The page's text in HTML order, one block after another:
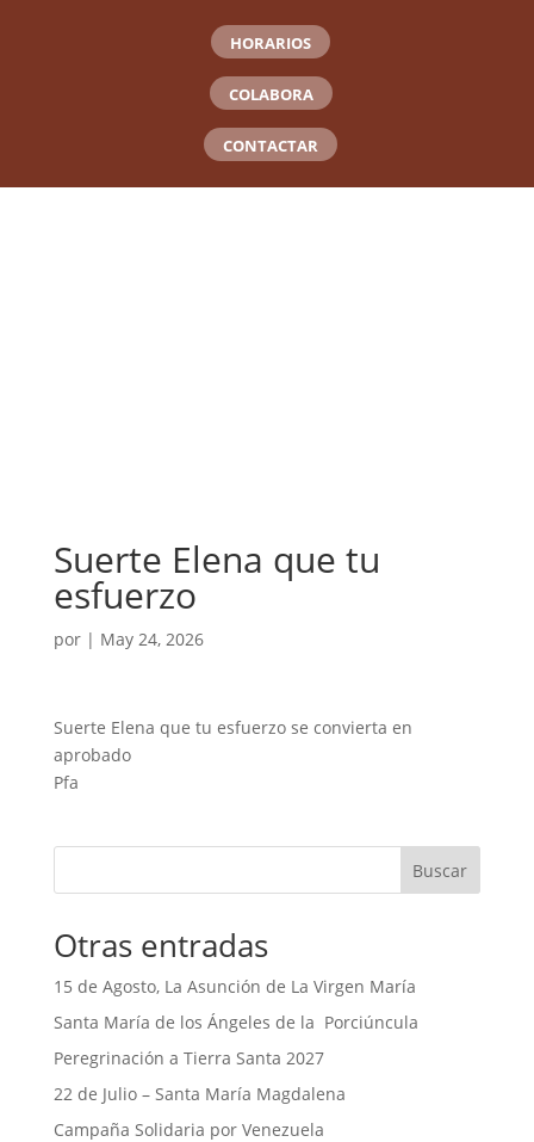
HORARIOS
COLABORA
CONTACTAR
Suerte Elena que tu
esfuerzo
por | May 24, 2026
Suerte Elena que tu esfuerzo se convierta en
aprobado
Pfa
Buscar
Otras entradas
15 de Agosto, La Asunción de La Virgen María
Santa María de los Ángeles de la Porciúncula
Peregrinación a Tierra Santa 2027
22 de Julio – Santa María Magdalena
Campaña Solidaria por Venezuela